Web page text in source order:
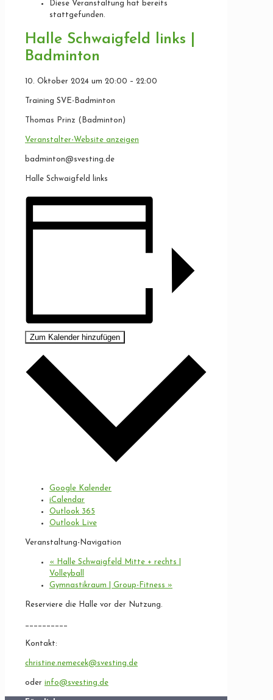
Diese Veranstaltung hat bereits
stattgefunden.
Halle Schwaigfeld links |
Badminton
10. Oktober 2024 um 20:00 – 22:00
Training SVE-Badminton
Thomas Prinz (Badminton)
Veranstalter-Website anzeigen
badminton@svesting.de
Halle Schwaigfeld links
Zum Kalender hinzufügen
Google Kalender
iCalendar
Outlook 365
Outlook Live
Veranstaltung-Navigation
« Halle Schwaigfeld Mitte + rechts |
Volleyball
Gymnastikraum | Group-Fitness »
Reserviere die Halle vor der Nutzung.
__________
Kontakt:
christine.nemecek@svesting.de
oder info@svesting.de